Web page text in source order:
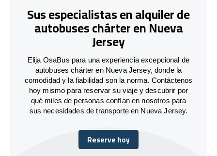
Sus especialistas en alquiler de
autobuses chárter en Nueva
Jersey
Elija OsaBus para una experiencia excepcional de
autobuses chárter en Nueva Jersey, donde la
comodidad y la fiabilidad son la norma. Contáctenos
hoy mismo para reservar su viaje y descubrir por
qué miles de personas confían en nosotros para
sus necesidades de transporte en Nueva Jersey.
Reserve hoy
Reserve hoy